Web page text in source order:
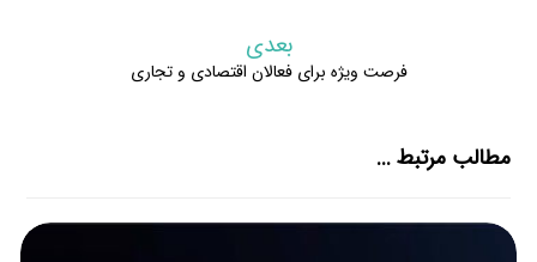
بعدی
فرصت ویژه برای فعالان اقتصادی و تجاری
مطالب مرتبط ...